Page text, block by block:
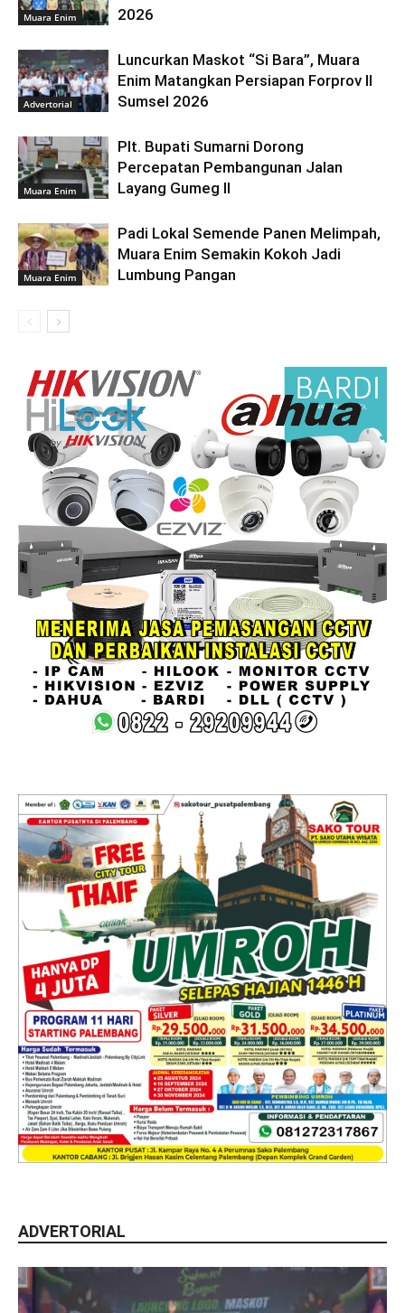
Muara Enim
2026
Advertorial
Luncurkan Maskot “Si Bara”, Muara
Enim Matangkan Persiapan Forprov II
Sumsel 2026
Muara Enim
Plt. Bupati Sumarni Dorong
Percepatan Pembangunan Jalan
Layang Gumeg II
Muara Enim
Padi Lokal Semende Panen Melimpah,
Muara Enim Semakin Kokoh Jadi
Lumbung Pangan
ADVERTORIAL